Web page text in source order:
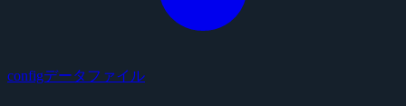
configデータファイル